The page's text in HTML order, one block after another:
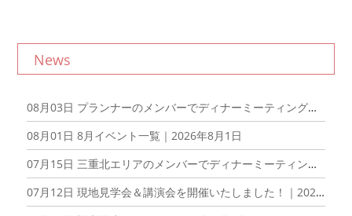
News
08月03日 プランナーのメンバーでディナーミーティングを開催しました！｜2026年8月3日
08月01日 8月イベント一覧｜2026年8月1日
07月15日 三重北エリアのメンバーでディナーミーティングを開催しました！｜2026年7月15日
07月12日 現地見学会＆講演会を開催いたしました！｜2026年7月12日